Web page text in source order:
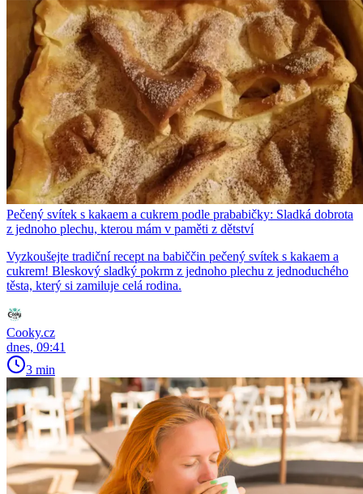
Pečený svítek s kakaem a cukrem podle prababičky: Sladká dobrota
z jednoho plechu, kterou mám v paměti z dětství
Vyzkoušejte tradiční recept na babiččin pečený svítek s kakaem a
cukrem! Bleskový sladký pokrm z jednoho plechu z jednoduchého
těsta, který si zamiluje celá rodina.
Cooky.cz
dnes, 09:41
3 min